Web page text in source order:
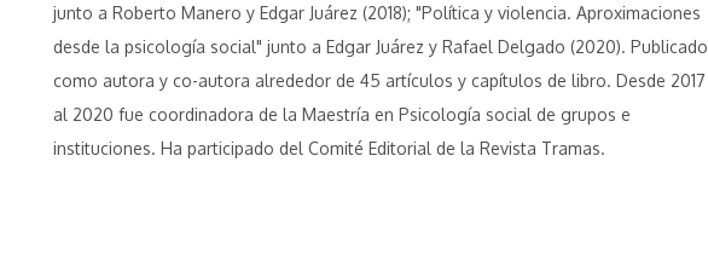
junto a Roberto Manero y Edgar Juárez (2018); "Política y violencia. Aproximaciones
desde la psicología social" junto a Edgar Juárez y Rafael Delgado (2020). Publicado
como autora y co-autora alrededor de 45 artículos y capítulos de libro. Desde 2017
al 2020 fue coordinadora de la Maestría en Psicología social de grupos e
instituciones. Ha participado del Comité Editorial de la Revista Tramas.